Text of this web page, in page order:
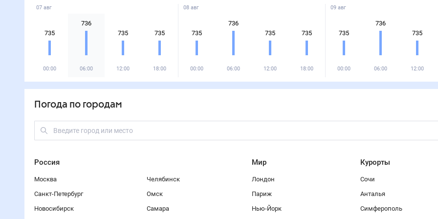
07 авг
735
00:00
736
06:00
735
12:00
735
18:00
08 авг
735
00:00
736
06:00
735
12:00
735
18:00
09 авг
735
00:00
736
06:00
735
12:00
Погода по городам
Россия
Москва
Санкт-Петербург
Новосибирск
Челябинск
Омск
Самара
Мир
Лондон
Париж
Нью-Йорк
Курорты
Сочи
Анталья
Симферополь